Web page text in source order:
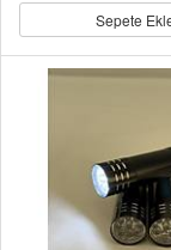
Sepete